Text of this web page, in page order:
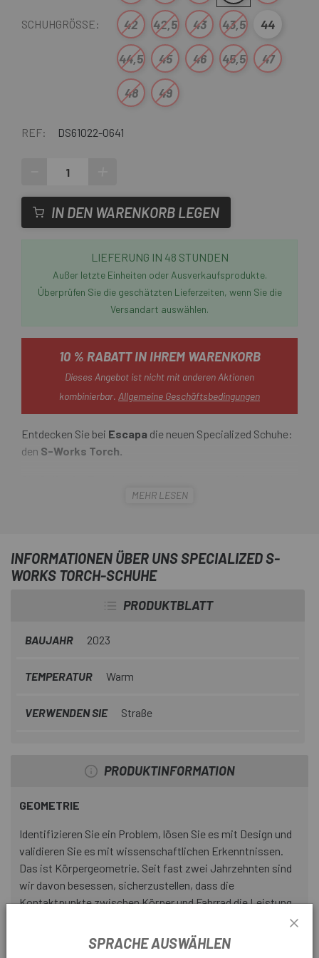
SCHUHGRÖSSE: 42 42,5 43 43,5 44
44,5 45 46 45,5 47
48 49
REF: DS61022-0641
IN DEN WARENKORB LEGEN
LIEFERUNG IN 48 STUNDEN
Außer letzte Einheiten oder Ausverkaufsprodukte.
Überprüfen Sie die geschätzten Lieferzeiten, wenn Sie die
Versandart auswählen.
10 % RABATT IN IHREM WARENKORB
Dieses Angebot ist nicht mit anderen Aktionen
kombinierbar. Allgemeine Geschäftsbedingungen
Entdecken Sie bei Escapa die neuen Specialized Schuhe:
den S-Works Torch.
Schuhe mit den meisten Siegen im Radsport
Handwerkskunst haben wir einen Schuh entworfen, der so
sorgfältig konstruiert ist, dass Sie vergessen werden,
dass Sie ihn tragen.
MEHR LESEN
INFORMATIONEN ÜBER UNS SPECIALIZED S-
WORKS TORCH-SCHUHE
PRODUKTBLATT
BAUJAHR 2023
TEMPERATUR Warm
VERWENDEN SIE Straße
PRODUKTINFORMATION
GEOMETRIE
Identifizieren Sie ein Problem, lösen Sie es mit Design und
validieren Sie es mit wissenschaftlichen Erkenntnissen.
Das ist Körpergeometrie. Seit fast zwei Jahrzehnten sind
wir davon besessen, sicherzustellen, dass die
Kontaktpunkte zwischen Körper und Fahrrad die Leistung
verbessern und niemals Schaden anrichten. Was die Schuhe
betrifft, haben wir drei patentierte Technologien
SPRACHE AUSWÄHLEN